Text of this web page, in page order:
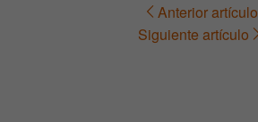
Navegación Anterior artículo
Siguiente artículo